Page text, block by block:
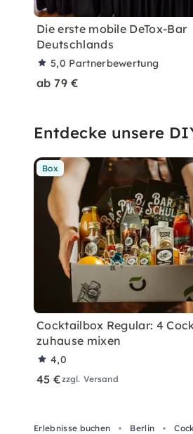
Die erste mobile DeTox-Bar
Deutschlands
5,0 Partnerbewertung
ab 79 €
Entdecke unsere
Box
Cocktailbox Regular: 4
zuhause mixen
4,0
45 €zzgl. Versand
Erlebnisse buchen Berlin